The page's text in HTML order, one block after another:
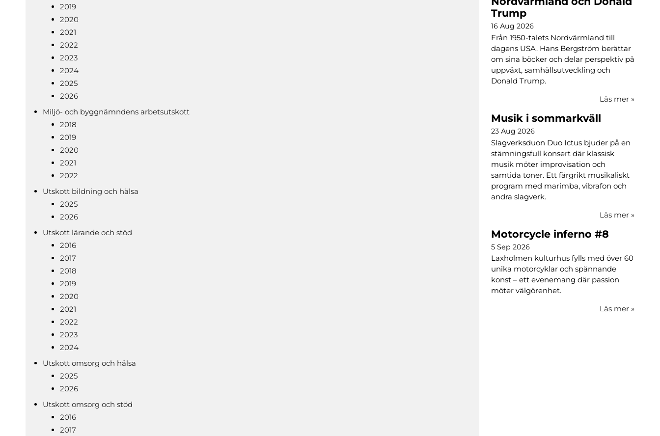
2019
2020
2021
2022
2023
2024
2025
2026
Miljö- och byggnämndens arbetsutskott
2018
2019
2020
2021
2022
Utskott bildning och hälsa
2025
2026
Utskott lärande och stöd
2016
2017
2018
2019
2020
2021
2022
2023
2024
Utskott omsorg och hälsa
2025
2026
Utskott omsorg och stöd
2016
2017
Trump
16 Aug 2026
Från 1950-talets Nordvärmland till
dagens USA. Hans Bergström berättar
om sina böcker och delar perspektiv på
uppväxt, samhällsutveckling och
Donald Trump.
Läs mer »
Musik i sommarkväll
23 Aug 2026
Slagverksduon Duo Ictus bjuder på en
stämningsfull konsert där klassisk
musik möter improvisation och
samtida toner. Ett färgrikt musikaliskt
program med marimba, vibrafon och
andra slagverk.
Läs mer »
Motorcycle inferno #8
5 Sep 2026
Laxholmen kulturhus fylls med över 60
unika motorcyklar och spännande
konst – ett evenemang där passion
möter välgörenhet.
Läs mer »